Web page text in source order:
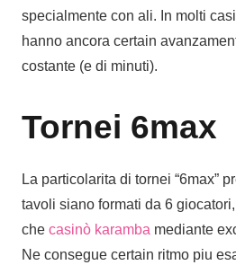
specialmente con ali. In molti
hanno ancora certain
costante (e di minuti).
Tornei 6max
La particolarita di tornei “6max”
tavoli siano formati da 6
che casinò karamba mediante
Ne consegue certain ritmo piu